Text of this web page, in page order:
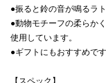
●振ると鈴の音が鳴るラ
●動物モチーフの柔らか
使用しています。
●ギフトにもおすすめです
【スペック】